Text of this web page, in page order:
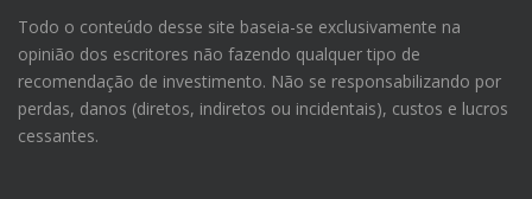
Todo o conteúdo desse site baseia-se exclusivamente na
opinião dos escritores não fazendo qualquer tipo de
recomendação de investimento. Não se responsabilizando por
perdas, danos (diretos, indiretos ou incidentais), custos e lucros
cessantes.